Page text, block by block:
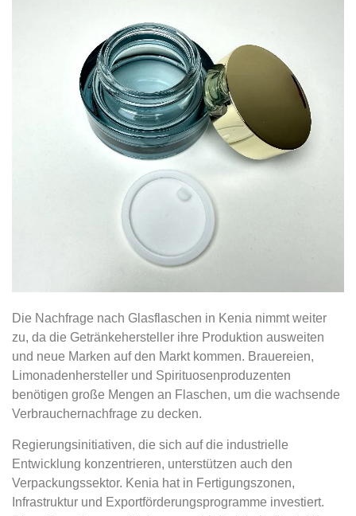
Die Nachfrage nach Glasflaschen in Kenia nimmt weiter
zu, da die Getränkehersteller ihre Produktion ausweiten
und neue Marken auf den Markt kommen. Brauereien,
Limonadenhersteller und Spirituosenproduzenten
benötigen große Mengen an Flaschen, um die wachsende
Verbrauchernachfrage zu decken.
Regierungsinitiativen, die sich auf die industrielle
Entwicklung konzentrieren, unterstützen auch den
Verpackungssektor. Kenia hat in Fertigungszonen,
Infrastruktur und Exportförderungsprogramme investiert.